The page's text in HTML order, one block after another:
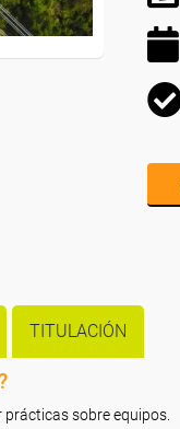
TITULACIÓN
sobre equipos.